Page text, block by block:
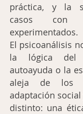
práctica, y la
casos con
experimentados.
El psicoanálisis
la lógica del
autoayuda o la
aleja de los
adaptación
distinto: una